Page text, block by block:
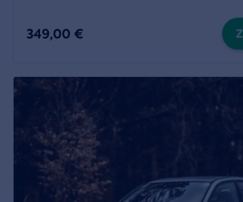
349,00 €